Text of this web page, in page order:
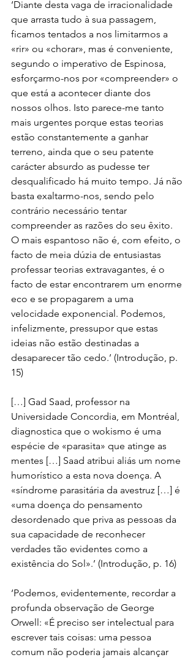
‘Diante desta vaga de irracionalidade
que arrasta tudo à sua passagem,
ficamos tentados a nos limitarmos a
«rir» ou «chorar», mas é conveniente,
segundo o imperativo de Espinosa,
esforçarmo-nos por «compreender» o
que está a acontecer diante dos
nossos olhos. Isto parece-me tanto
mais urgentes porque estas teorias
estão constantemente a ganhar
terreno, ainda que o seu patente
carácter absurdo as pudesse ter
desqualificado há muito tempo. Já não
basta exaltarmo-nos, sendo pelo
contrário necessário tentar
compreender as razões do seu êxito.
O mais espantoso não é, com efeito, o
facto de meia dúzia de entusiastas
professar teorias extravagantes, é o
facto de estar encontrarem um enorme
eco e se propagarem a uma
velocidade exponencial. Podemos,
infelizmente, pressupor que estas
ideias não estão destinadas a
desaparecer tão cedo.’ (Introdução, p.
15)
[…] Gad Saad, professor na
Universidade Concordia, em Montréal,
diagnostica que o wokismo é uma
espécie de «parasita» que atinge as
mentes […] Saad atribui aliás um nome
humorístico a esta nova doença. A
«síndrome parasitária da avestruz […] é
«uma doença do pensamento
desordenado que priva as pessoas da
sua capacidade de reconhecer
verdades tão evidentes como a
existência do Sol».’ (Introdução, p. 16)
‘Podemos, evidentemente, recordar a
profunda observação de George
Orwell: «É preciso ser intelectual para
escrever tais coisas: uma pessoa
comum não poderia jamais alcançar